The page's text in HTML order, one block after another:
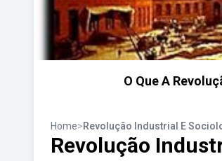
O Que A
Home>Revolução Industrial E
Revolução